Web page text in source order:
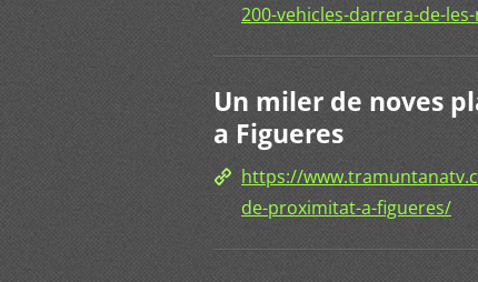
200-vehicles-darrera-de-
Un miler de noves
a Figueres
https://
de-proximitat-a-figueres/